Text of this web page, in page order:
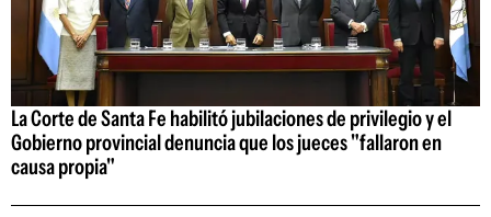
La Corte de Santa Fe habilitó jubilaciones de privilegio y el
Gobierno provincial denuncia que los jueces "fallaron en
causa propia"